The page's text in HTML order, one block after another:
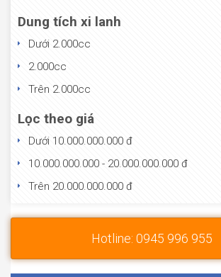
Dung tích xi lanh
Dưới 2.000cc
2.000cc
Trên 2.000cc
Lọc theo giá
Dưới 10.000.000.000 đ
10.000.000.000 - 20.000.000.000 đ
Trên 20.000.000.000 đ
Hotline: 0945 996 955